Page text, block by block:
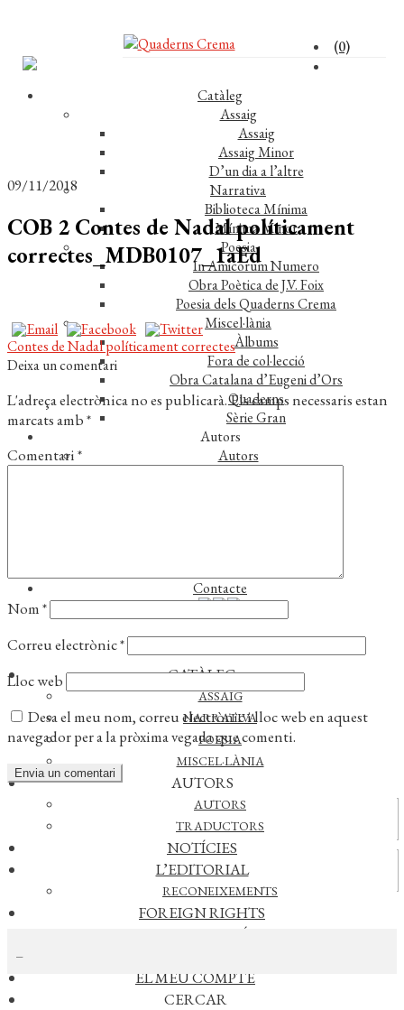
(0)
Catàleg
Assaig
Assaig
Assaig Minor
D’un dia a l’altre
Narrativa
Biblioteca Mínima
Mínima Minor
Poesia
In Amicorum Numero
Obra Poètica de J.V. Foix
Poesia dels Quaderns Crema
Miscel·lània
Àlbums
Fora de col·lecció
Obra Catalana d’Eugeni d’Ors
Quaderns
Sèrie Gran
Autors
Autors
Contacte
CATÀLEG
ASSAIG
NARRATIVA
POESIA
MISCEL·LÀNIA
AUTORS
AUTORS
TRADUCTORS
NOTÍCIES
L’EDITORIAL
RECONEIXEMENTS
FOREIGN RIGHTS
DISTRIBUCIÓ
EL MEU COMPTE
CERCAR
09/11/2018
COB 2 Contes de Nadal políticament
correctes_MDB0107_1aEd
Navegació
d'entrades
Entrada
anterior:
Contes de Nadal políticament correctes
Deixa un comentari
L'adreça electrònica no es publicarà.Els camps necessaris estan
marcats amb*
Comentari*
Nom*
Correu electrònic*
Lloc web
Desa el meu nom, correu electrònic i lloc web en aquest
navegador per a la pròxima vegada que comenti.
Actualitat
Vídeos
CERCAR NOTÍCIES
AGENDA